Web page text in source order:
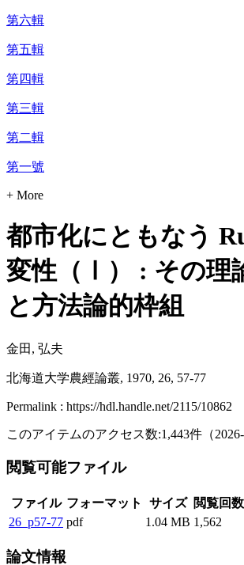
第六輯
第五輯
第四輯
第三輯
第二輯
第一號
+ More
都市化にともなう
変性（Ⅰ） : その理
と方法論的枠組
金田, 弘夫
北海道大学農經論叢, 1970, 26, 57-77
Permalink : https://hdl.handle.net/2115/10862
このアイテムのアクセス数:1,443件 （
閲覧可能ファイル
ファイル フォーマット サイズ 閲覧回数
26_p57-77 pdf 1.04 MB 1,562
論文情報